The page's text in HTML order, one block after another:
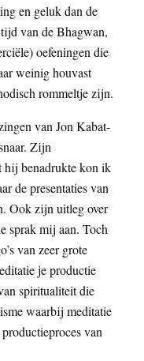
en geluk dan de
van de Bhagwan,
oefeningen die
weinig houvast
rommeltje zijn.
van Jon Kabat-
Zijn
hij benadrukte kon ik
de presentaties van
Ook zijn uitleg over
sprak mij aan. Toch
van zeer grote
je productie
spiritualiteit die
waarbij meditatie
van